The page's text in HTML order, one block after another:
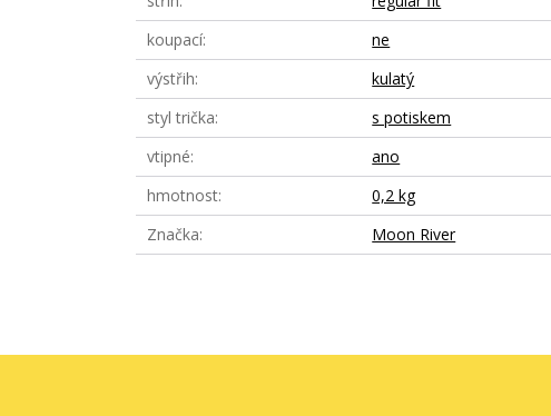
koupací
ne
výstřih
kulatý
styl trička
s potiskem
vtipné
ano
hmotnost
0,2 kg
Značka
Moon River